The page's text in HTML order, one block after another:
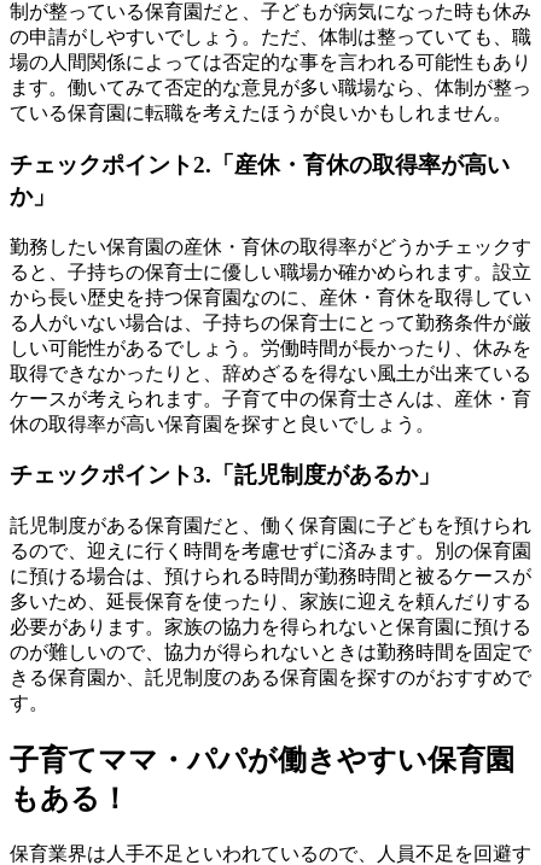
制が整っている保育園だと、子どもが病気になった時も休み
の申請がしやすいでしょう。ただ、体制は整っていても、職
場の人間関係によっては否定的な事を言われる可能性もあり
ます。働いてみて否定的な意見が多い職場なら、体制が整っ
ている保育園に転職を考えたほうが良いかもしれません。
チェックポイント2.「産休・育休の取得率が高い
か」
勤務したい保育園の産休・育休の取得率がどうかチェックす
ると、子持ちの保育士に優しい職場か確かめられます。設立
から長い歴史を持つ保育園なのに、産休・育休を取得してい
る人がいない場合は、子持ちの保育士にとって勤務条件が厳
しい可能性があるでしょう。労働時間が長かったり、休みを
取得できなかったりと、辞めざるを得ない風土が出来ている
ケースが考えられます。子育て中の保育士さんは、産休・育
休の取得率が高い保育園を探すと良いでしょう。
チェックポイント3.「託児制度があるか」
託児制度がある保育園だと、働く保育園に子どもを預けられ
るので、迎えに行く時間を考慮せずに済みます。別の保育園
に預ける場合は、預けられる時間が勤務時間と被るケースが
多いため、延長保育を使ったり、家族に迎えを頼んだりする
必要があります。家族の協力を得られないと保育園に預ける
のが難しいので、協力が得られないときは勤務時間を固定で
きる保育園か、託児制度のある保育園を探すのがおすすめで
す。
子育てママ・パパが働きやすい保育園
もある！
保育業界は人手不足といわれているので、人員不足を回避す